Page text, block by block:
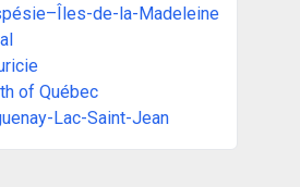
de-la-Madeleine
of Québec
Lac-Saint-Jean